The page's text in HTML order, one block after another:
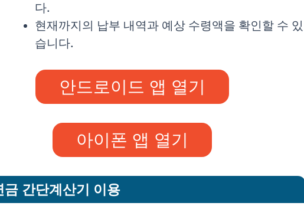
다.
현재까지의 납부 내역과 예상 수령액을 확인할 수 있
습니다.
안드로이드 앱 열기
아이폰 앱 열기
금 간단계산기 이용